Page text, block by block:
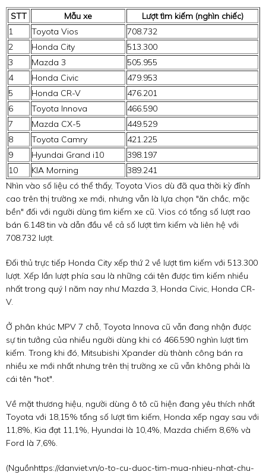
STT Mẫu xe
Lượt tìm kiếm (nghìn chiếc)
1
Toyota Vios
708.732
2
Honda City
513.300
3
Mazda 3
505.955
4
Honda Civic
479.953
5
Honda CR-V
476.201
6
Toyota Innova
466.590
7
Mazda CX-5
449.529
8
Toyota Camry
421.225
9
Hyundai Grand i10
398.197
10
KIA Morning
389.241
Nhìn vào số liệu có thể thấy, Toyota Vios dù đã qua thời kỳ đỉnh
cao trên thị trường xe mới, nhưng vẫn là lựa chọn "ăn chắc, mặc
bền" đối với người dùng tìm kiếm xe cũ. Vios có tổng số lượt rao
bán 6.148 tin và dẫn đầu về cả số lượt tìm kiếm và liên hệ với
708.732 lượt.
Đối thủ trực tiếp Honda City xếp thứ 2 về lượt tìm kiếm với 513.300
lượt. Xếp lần lượt phía sau là những cái tên được tìm kiếm nhiều
nhất trong quý I năm nay như Mazda 3, Honda Civic, Honda CR-
V.
Ở phân khúc MPV 7 chỗ, Toyota Innova cũ vẫn đang nhận được
sự tin tưởng của nhiều người dùng khi có 466.590 nghìn lượt tìm
kiếm. Trong khi đó, Mitsubishi Xpander dù thành công bán ra
nhiều xe mới nhất nhưng trên thị trường xe cũ vẫn không phải là
cái tên "hot".
Về mặt thương hiệu, người dùng ô tô cũ hiện đang yêu thích nhất
Toyota với 18,15% tổng số lượt tìm kiếm, Honda xếp ngay sau với
11,8%, Kia đạt 11,1%, Hyundai là 10,4%, Mazda chiếm 8,6% và
Ford là 7,6%.
(Nguồnhttps://danviet.vn/o-to-cu-duoc-tim-mua-nhieu-nhat-chu-